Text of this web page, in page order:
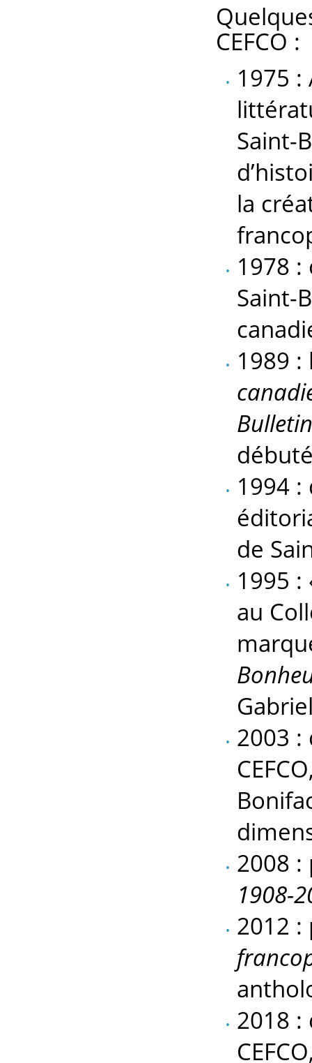
CEFCO :
1975
Saint-
la
1978
Saint-
1989 :
1994
de
1995 :
au
2003 :
2008
1908-
2012
2018 :